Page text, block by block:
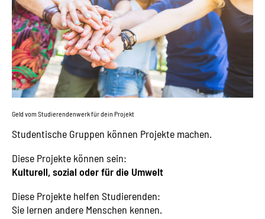
Geld vom Studierendenwerk für dein Projekt
Studentische Gruppen können Projekte machen.
Diese Projekte können sein:
Kulturell, sozial oder für die Umwelt
Diese Projekte helfen Studierenden:
Sie lernen andere Menschen kennen.